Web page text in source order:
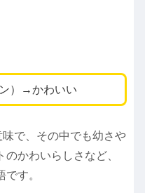
）→かわいい
で、その中でも幼さや
かわいらしさなど、
す。